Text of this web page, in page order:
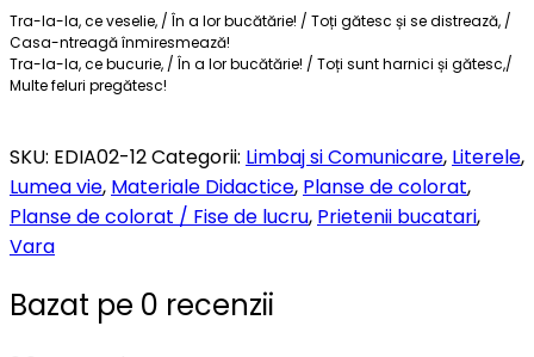
Tra-la-la, ce veselie, / În a lor bucătărie! / Toți gătesc și se distrează, /
Casa-ntreagă înmiresmează!
Tra-la-la, ce bucurie, / În a lor bucătărie! / Toți sunt harnici și gătesc,/
Multe feluri pregătesc!
SKU: EDIA02-12Categorii: Limbaj si Comunicare, Literele,
Lumea vie, Materiale Didactice, Planse de colorat,
Planse de colorat / Fise de lucru, Prietenii bucatari,
Vara
Bazat pe 0 recenzii